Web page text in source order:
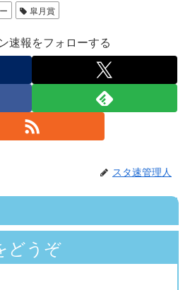
皐月賞
速報をフォローする
スタ速管理人
どうぞ